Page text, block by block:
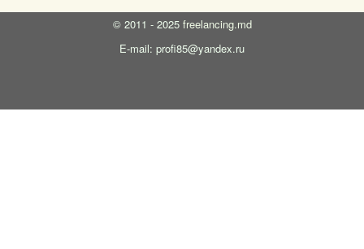
© 2011 - 2025 freelancing.md
E-mail: profi85@yandex.ru